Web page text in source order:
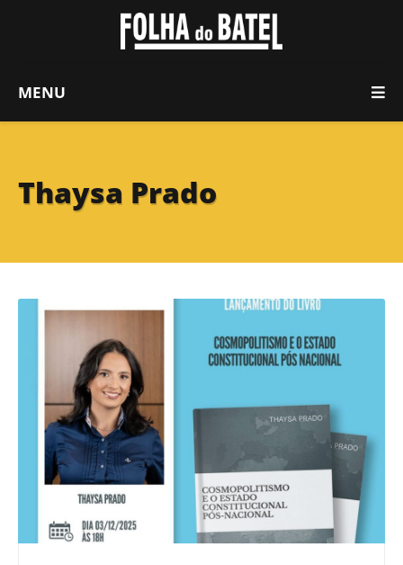
MENU
Thaysa Prado